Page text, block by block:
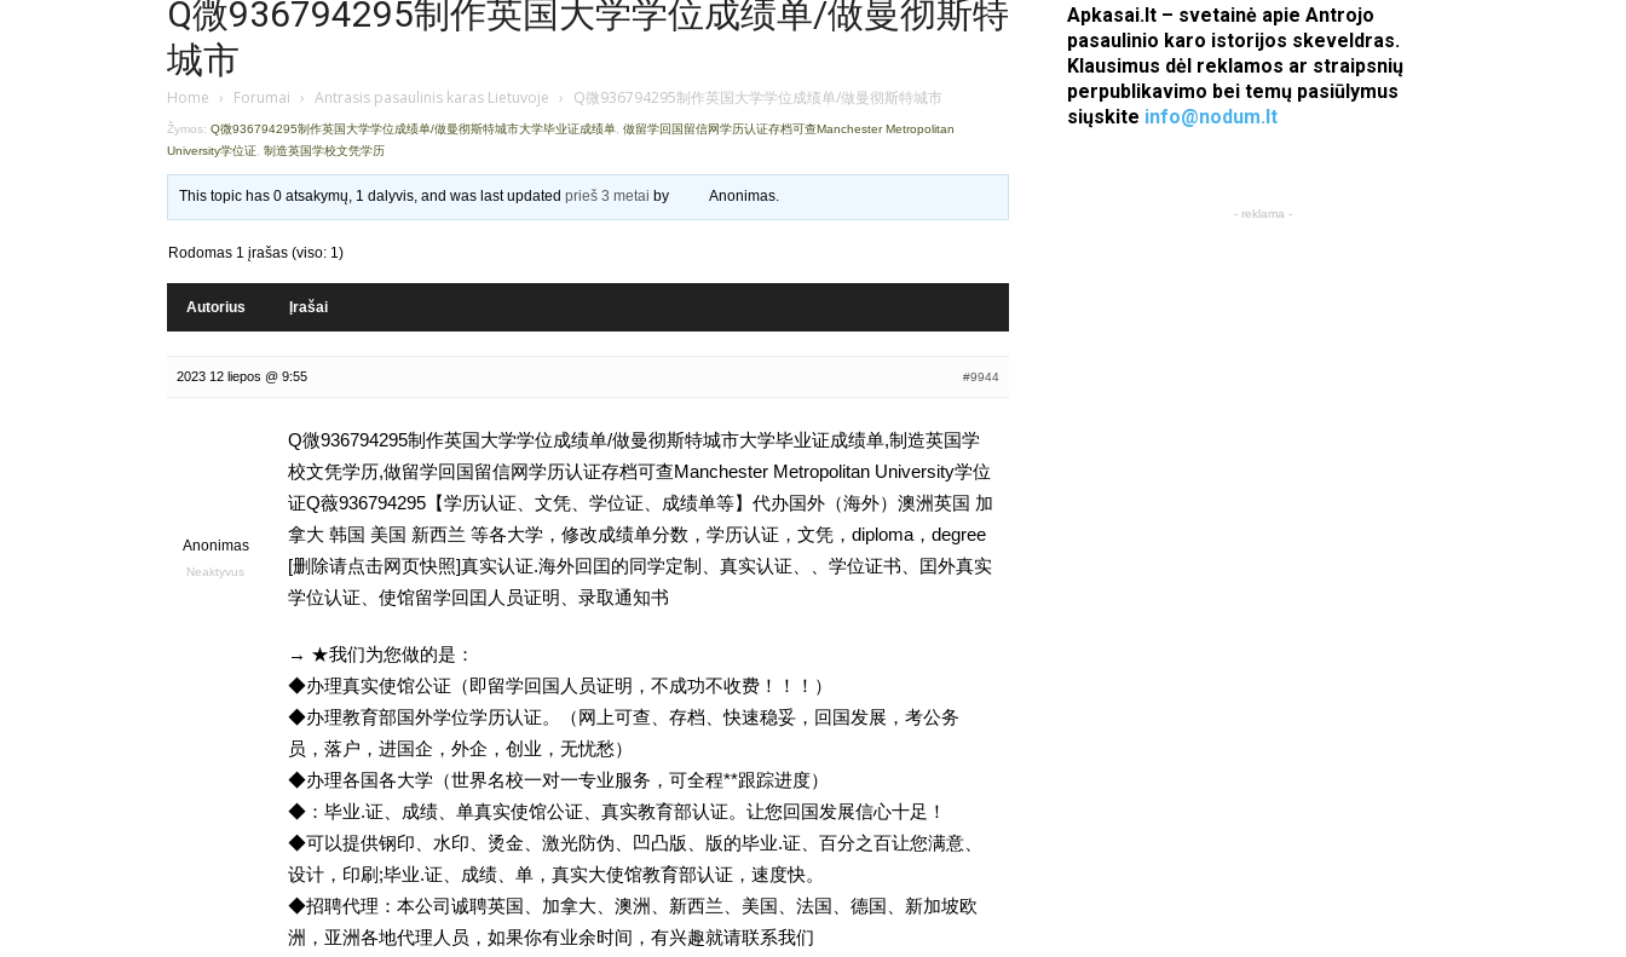
Q微936794295制作英国大学学位成绩单/做曼彻斯特
城市
Home › Forumai › Antrasis pasaulinis karas Lietuvoje › Q微936794295制作英国大学学位成绩单/做曼彻斯特城市
Žymos: Q微936794295制作英国大学学位成绩单/做曼彻斯特城市大学毕业证成绩单 做留学回国留信网学历认证存档可查Manchester Metropolitan
University学位证 制造英国学校文凭学历
This topic has 0 atsakymų, 1 dalyvis, and was last updatedprieš 3 metai by Anonimas.
Rodomas 1 įrašas (viso: 1)
Autorius Įrašai
2023 12 liepos @ 9:55 #9944
Anonimas
Neaktyvus
Q微936794295制作英国大学学位成绩单/做曼彻斯特城市大学毕业证成绩单,制造英国学
校文凭学历,做留学回国留信网学历认证存档可查Manchester Metropolitan University学位
证Q薇936794295【学历认证、文凭、学位证、成绩单等】代办国外（海外）澳洲英国 加
拿大 韩国 美国 新西兰 等各大学，修改成绩单分数，学历认证，文凭，diploma，degree
[删除请点击网页快照]真实认证.海外回囯的同学定制、真实认证、、学位证书、囯外真实
学位认证、使馆留学回囯人员证明、录取通知书
→ ★我们为您做的是：
◆办理真实使馆公证（即留学回国人员证明，不成功不收费！！！）
◆办理教育部国外学位学历认证。（网上可查、存档、快速稳妥，回国发展，考公务
员，落户，进国企，外企，创业，无忧愁）
◆办理各国各大学（世界名校一对一专业服务，可全程**跟踪进度）
◆：毕业.证、成绩、单真实使馆公证、真实教育部认证。让您回国发展信心十足！
◆可以提供钢印、水印、烫金、激光防伪、凹凸版、版的毕业.证、百分之百让您满意、
设计，印刷;毕业.证、成绩、单，真实大使馆教育部认证，速度快。
◆招聘代理：本公司诚聘英国、加拿大、澳洲、新西兰、美国、法国、德国、新加坡欧
洲，亚洲各地代理人员，如果你有业余时间，有兴趣就请联系我们
Apkasai.lt – svetainė apie Antrojo
pasaulinio karo istorijos skeveldras.
Klausimus dėl reklamos ar straipsnių
perpublikavimo bei temų pasiūlymus
siųskite info@nodum.lt
- reklama -